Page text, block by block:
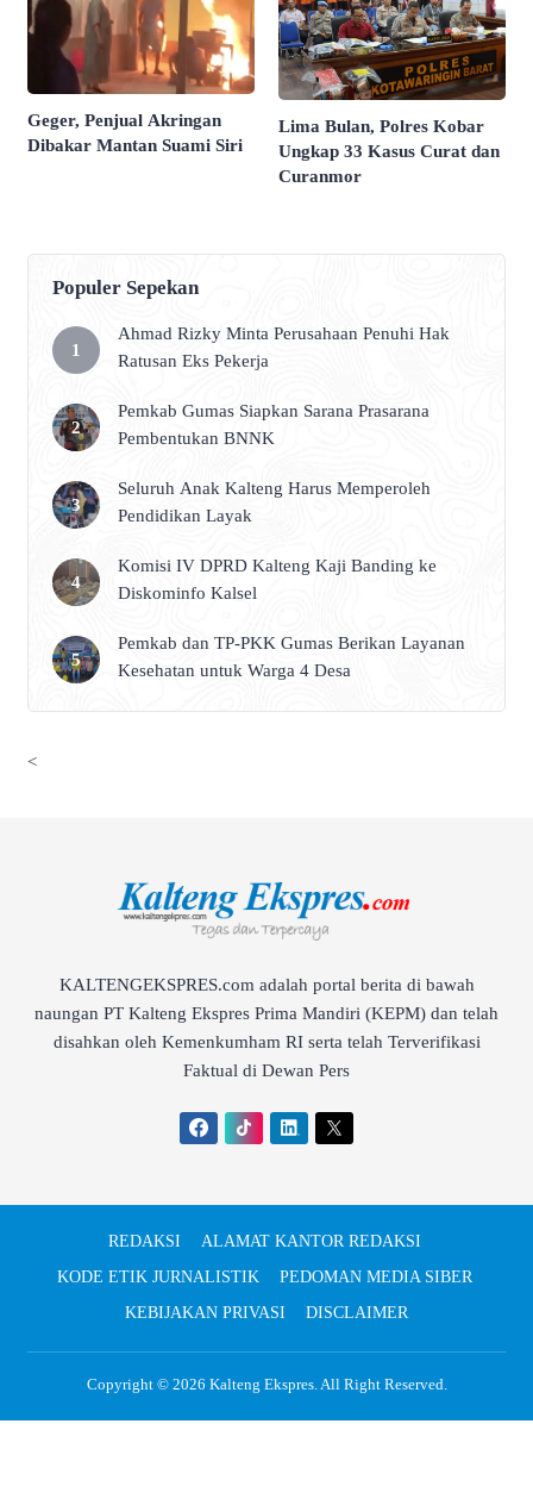
Geger, Penjual Akringan
Dibakar Mantan Suami Siri
Lima Bulan, Polres Kobar
Ungkap 33 Kasus Curat dan
Curanmor
Populer Sepekan
Ahmad Rizky Minta Perusahaan Penuhi Hak
Ratusan Eks Pekerja
Pemkab Gumas Siapkan Sarana Prasarana
Pembentukan BNNK
Seluruh Anak Kalteng Harus Memperoleh
Pendidikan Layak
Komisi IV DPRD Kalteng Kaji Banding ke
Diskominfo Kalsel
Pemkab dan TP-PKK Gumas Berikan Layanan
Kesehatan untuk Warga 4 Desa
<
KALTENGEKSPRES.com adalah portal berita di bawah
naungan PT Kalteng Ekspres Prima Mandiri (KEPM) dan telah
disahkan oleh Kemenkumham RI serta telah Terverifikasi
Faktual di Dewan Pers
REDAKSI
ALAMAT KANTOR REDAKSI
KODE ETIK JURNALISTIK
PEDOMAN MEDIA SIBER
KEBIJAKAN PRIVASI
DISCLAIMER
Copyright © 2026 Kalteng Ekspres. All Right Reserved.